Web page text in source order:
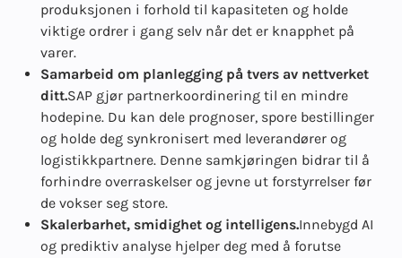
produksjonen i forhold til kapasiteten og holde
viktige ordrer i gang selv når det er knapphet på
varer.
Samarbeid om planlegging på tvers av nettverket
ditt.SAP gjør partnerkoordinering til en mindre
hodepine. Du kan dele prognoser, spore bestillinger
og holde deg synkronisert med leverandører og
logistikkpartnere. Denne samkjøringen bidrar til å
forhindre overraskelser og jevne ut forstyrrelser før
de vokser seg store.
Skalerbarhet, smidighet og intelligens.Innebygd AI
og prediktiv analyse hjelper deg med å forutse